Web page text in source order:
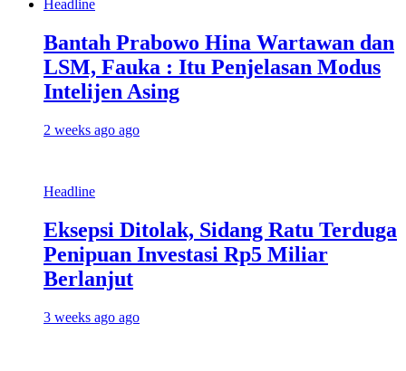
Headline
Bantah Prabowo Hina Wartawan dan
LSM, Fauka : Itu Penjelasan Modus
Intelijen Asing
2 weeks ago ago
Headline
Eksepsi Ditolak, Sidang Ratu Terduga
Penipuan Investasi Rp5 Miliar
Berlanjut
3 weeks ago ago